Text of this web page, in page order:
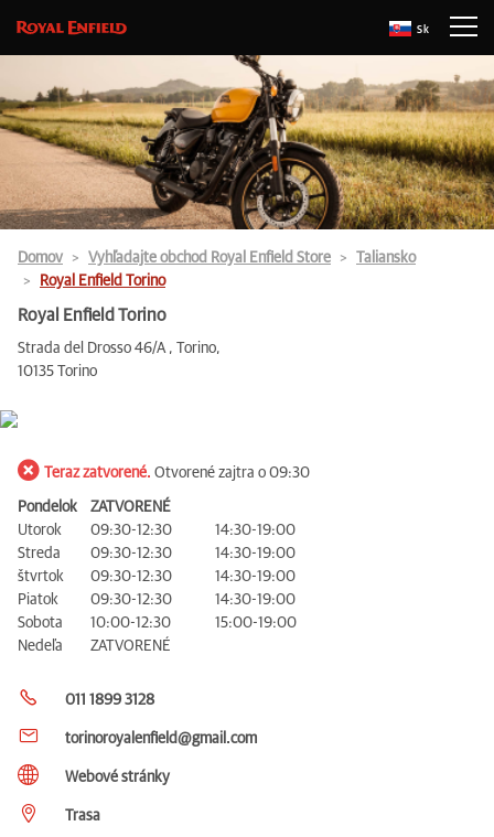
Sk
Domov Vyhľadajte obchod Royal Enfield Store
Taliansko
Royal Enfield Torino
Royal Enfield Torino
Strada del Drosso 46/A , Torino,
10135 Torino
Teraz zatvorené. Otvorené zajtra o 09:30
Pondelok
ZATVORENÉ
Utorok
09:30-12:30
14:30-19:00
Streda
09:30-12:30
14:30-19:00
štvrtok
09:30-12:30
14:30-19:00
Piatok
09:30-12:30
14:30-19:00
Sobota
10:00-12:30
15:00-19:00
Nedeľa
ZATVORENÉ
011 1899 3128
torinoroyalenfield@gmail.com
Webové stránky
Trasa